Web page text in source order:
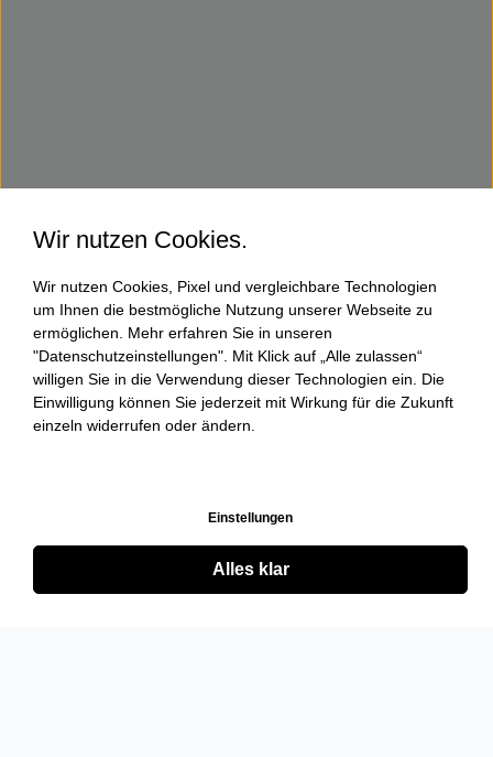
Wir nutzen Cookies.
Wir nutzen Cookies, Pixel und vergleichbare Technologien
um Ihnen die bestmögliche Nutzung unserer Webseite zu
ermöglichen. Mehr erfahren Sie in unseren
"Datenschutzeinstellungen". Mit Klick auf „Alle zulassen“
willigen Sie in die Verwendung dieser Technologien ein. Die
Einwilligung können Sie jederzeit mit Wirkung für die Zukunft
einzeln widerrufen oder ändern.
Einstellungen
Alles klar